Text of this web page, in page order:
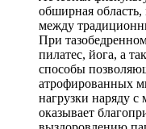
обширная
между
При
пилатес, йога, а
способы
атрофированных
нагрузки наряду
оказывает